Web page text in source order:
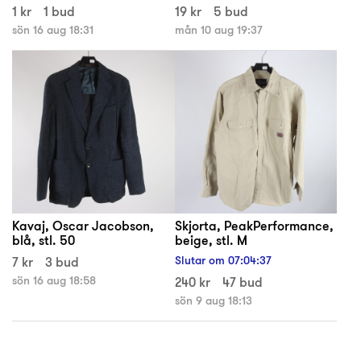
1 kr
1 bud
sön 16 aug 18:31
19 kr
5 bud
mån 10 aug 19:37
Kavaj, Oscar Jacobson,
blå, stl. 50
7 kr
3 bud
sön 16 aug 18:58
Skjorta, PeakPerformance,
beige, stl. M
Slutar om 07:04:37
240 kr 47 bud
sön 9 aug 18:13